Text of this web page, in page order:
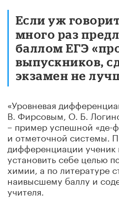
Если уж
много раз
баллом ЕГЭ
выпускников,
экзамен не
«Уровневая
В. Фирсовым, О. Б.
– пример успешной «де-
и отметочной системы.
дифференциации ученик
установить себе целью
химии, а по литературе
наивысшему баллу и
учителя.